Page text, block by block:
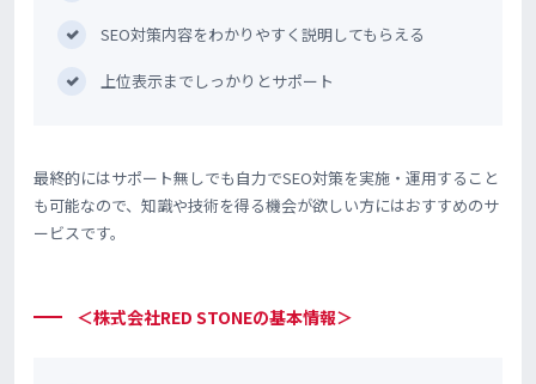
SEO対策内容をわかりやすく説明してもらえる
上位表示までしっかりとサポート
最終的にはサポート無しでも自力でSEO対策を実施・運用すること
も可能なので、知識や技術を得る機会が欲しい方にはおすすめのサ
ービスです。
＜株式会社RED STONEの基本情報＞